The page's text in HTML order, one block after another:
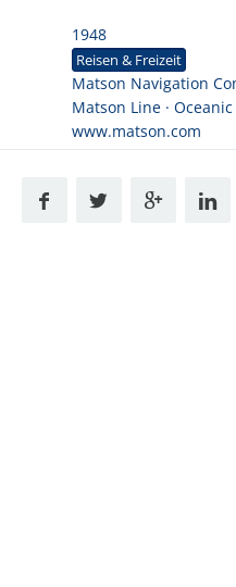
1948
Reisen & Freizeit
Matson Navigation
Matson Line ·
www.matson.com